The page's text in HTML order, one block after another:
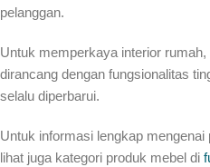
pelanggan.
Untuk memperkaya interior
dirancang dengan fungsionalitas
selalu diperbarui.
Untuk informasi lengkap
lihat juga kategori produk mebel di